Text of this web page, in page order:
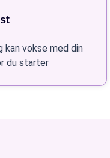
kan vokse med din
du starter